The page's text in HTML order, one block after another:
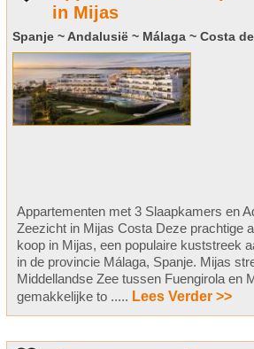
in Mijas
Spanje ~ Andalusië ~ Málaga ~ Costa
Appartementen met 3 Slaapkamers en
Zeezicht in Mijas Costa Deze prachtige
koop in Mijas, een populaire kuststreek
in de provincie Málaga, Spanje. Mijas
Middellandse Zee tussen Fuengirola en
gemakkelijke to ..... Lees Verder >>